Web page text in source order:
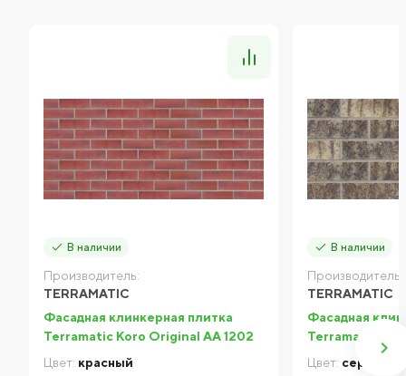
В наличии
Производитель:
TERRAMATIC
Фасадная клинкерная плитка
Terramatic Koro Original AA 1202
Цвет: красный
В наличии
Производитель:
TERRAMATIC
Фасадная
Terramatic
Цвет: серый